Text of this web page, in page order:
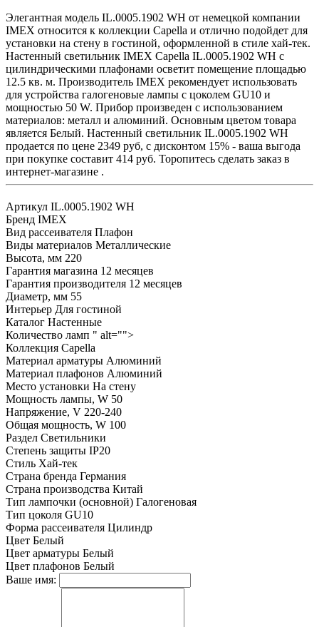
Элегантная модель IL.0005.1902 WH от немецкой компании
IMEX относится к коллекции Capella и отлично подойдет для
установки на стену в гостиной, оформленной в стиле хай-тек.
Настенный светильник IMEX Capella IL.0005.1902 WH с
цилиндрическими плафонами осветит помещение площадью
12.5 кв. м. Производитель IMEX рекомендует использовать
для устройства галогеновые лампы с цоколем GU10 и
мощностью 50 W. Прибор произведен с использованием
материалов: металл и алюминий. Основным цветом товара
является Белый. Настенный светильник IL.0005.1902 WH
продается по цене 2349 руб, с дисконтом 15% - ваша выгода
при покупке составит 414 руб. Торопитесь сделать заказ в
интернет-магазине .
Артикул IL.0005.1902 WH
Бренд IMEX
Вид рассеивателя Плафон
Виды материалов Металлические
Высота, мм 220
Гарантия магазина 12 месяцев
Гарантия производителя 12 месяцев
Диаметр, мм 55
Интерьер Для гостиной
Каталог Настенные
Количество ламп " alt="">
Коллекция Capella
Материал арматуры Алюминий
Материал плафонов Алюминий
Место установки На стену
Мощность лампы, W 50
Напряжение, V 220-240
Общая мощность, W 100
Раздел Светильники
Степень защиты IP20
Стиль Хай-тек
Страна бренда Германия
Страна производства Китай
Тип лампочки (основной) Галогеновая
Тип цоколя GU10
Форма рассеивателя Цилиндр
Цвет Белый
Цвет арматуры Белый
Цвет плафонов Белый
Ваше имя: